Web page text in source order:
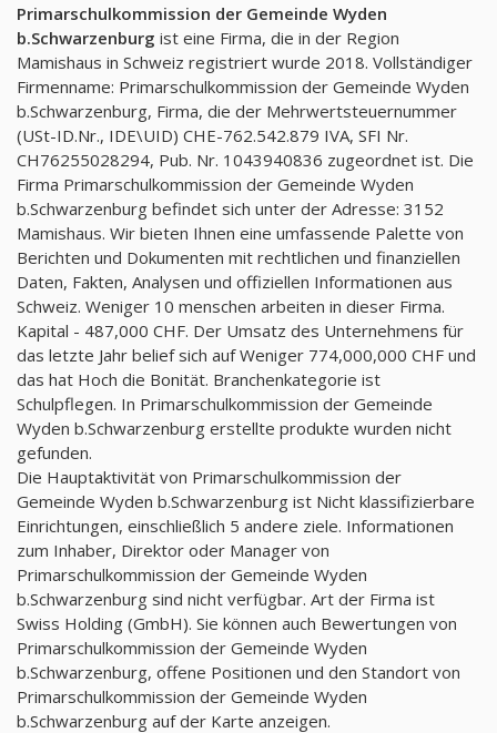
Primarschulkommission der Gemeinde Wyden
b.Schwarzenburg ist eine Firma, die in der Region
Mamishaus in Schweiz registriert wurde 2018. Vollständiger
Firmenname: Primarschulkommission der Gemeinde Wyden
b.Schwarzenburg, Firma, die der Mehrwertsteuernummer
(USt-ID.Nr., IDE\UID) CHE-762.542.879 IVA, SFI Nr.
CH76255028294, Pub. Nr. 1043940836 zugeordnet ist. Die
Firma Primarschulkommission der Gemeinde Wyden
b.Schwarzenburg befindet sich unter der Adresse: 3152
Mamishaus. Wir bieten Ihnen eine umfassende Palette von
Berichten und Dokumenten mit rechtlichen und finanziellen
Daten, Fakten, Analysen und offiziellen Informationen aus
Schweiz. Weniger 10 menschen arbeiten in dieser Firma.
Kapital - 487,000 CHF. Der Umsatz des Unternehmens für
das letzte Jahr belief sich auf Weniger 774,000,000 CHF und
das hat Hoch die Bonität. Branchenkategorie ist
Schulpflegen. In Primarschulkommission der Gemeinde
Wyden b.Schwarzenburg erstellte produkte wurden nicht
gefunden.
Die Hauptaktivität von Primarschulkommission der
Gemeinde Wyden b.Schwarzenburg ist Nicht klassifizierbare
Einrichtungen, einschließlich 5 andere ziele. Informationen
zum Inhaber, Direktor oder Manager von
Primarschulkommission der Gemeinde Wyden
b.Schwarzenburg sind nicht verfügbar. Art der Firma ist
Swiss Holding (GmbH). Sie können auch Bewertungen von
Primarschulkommission der Gemeinde Wyden
b.Schwarzenburg, offene Positionen und den Standort von
Primarschulkommission der Gemeinde Wyden
b.Schwarzenburg auf der Karte anzeigen.